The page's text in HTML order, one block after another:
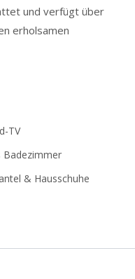
und verfügt über
erholsamen
TV
Badezimmer
& Hausschuhe